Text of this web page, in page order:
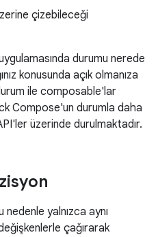
çizebileceği
durumu nerede
konusunda açık olmanıza
ile composable'lar
Compose'un durumla daha
üzerinde durulmaktadır.
yalnızca aynı
çağırarak